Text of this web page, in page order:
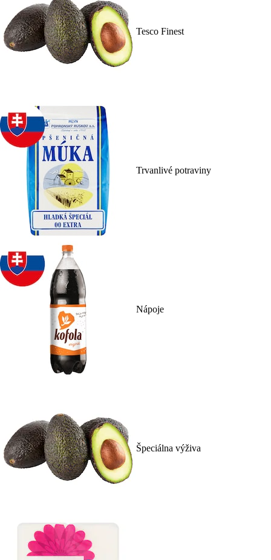
Tesco Finest
Trvanlivé potraviny
Nápoje
Špeciálna výživa